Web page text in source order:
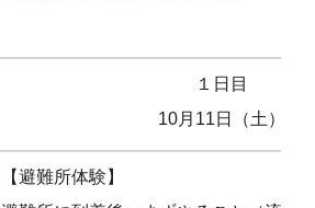
１日目
10月11日（土）
【避難所体験】